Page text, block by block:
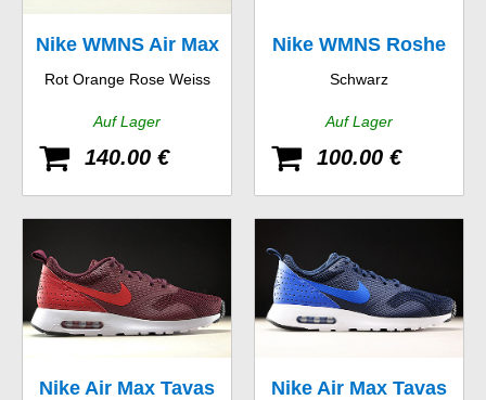
Nike WMNS Air Max
90 Essential
Rot Orange Rose Weiss
Auf Lager
140.00 €
Nike WMNS Roshe
Two
Schwarz
Auf Lager
100.00 €
Nike Air Max Tavas Nike Air Max Tavas